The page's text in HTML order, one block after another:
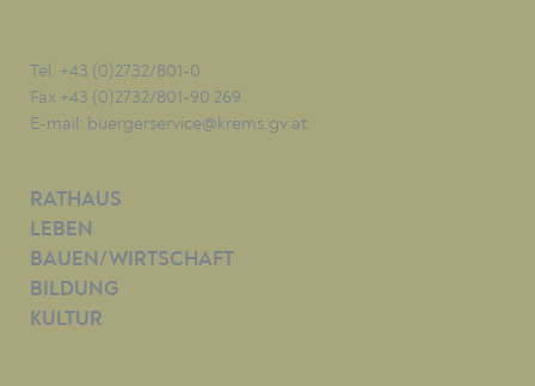
Tel. +43 (0)2732/801-0
Fax +43 (0)2732/801-90 269
E-mail: buergerservice@krems.gv.at
RATHAUS
LEBEN
BAUEN/WIRTSCHAFT
BILDUNG
KULTUR